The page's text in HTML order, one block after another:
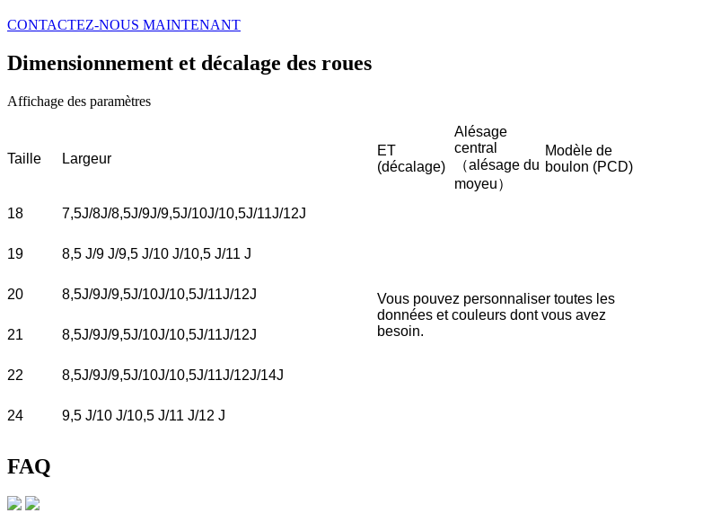
CONTACTEZ-NOUS MAINTENANT
Dimensionnement et décalage des roues
Affichage des paramètres
Taille Largeur
ET
(décalage)
Alésage
central
（alésage du
moyeu）
Modèle de
boulon (PCD)
18 7,5J/8J/8,5J/9J/9,5J/10J/10,5J/11J/12J
Vous pouvez personnaliser toutes les
données et couleurs dont vous avez
besoin.
19 8,5 J/9 J/9,5 J/10 J/10,5 J/11 J
20 8,5J/9J/9,5J/10J/10,5J/11J/12J
21 8,5J/9J/9,5J/10J/10,5J/11J/12J
22 8,5J/9J/9,5J/10J/10,5J/11J/12J/14J
24 9,5 J/10 J/10,5 J/11 J/12 J
FAQ